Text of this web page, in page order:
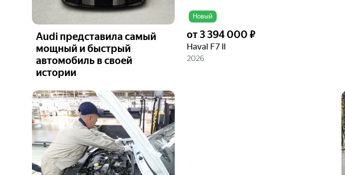
Audi представила самый
мощный и быстрый
автомобиль в своей
истории
Новый
от3 394 000 ₽
Haval F7 II
2026